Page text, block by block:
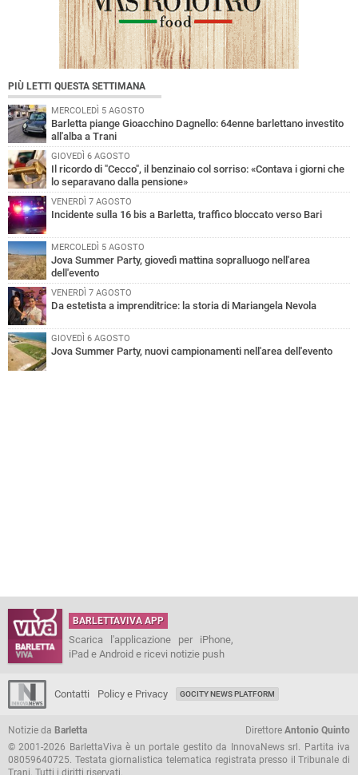
PIÙ LETTI QUESTA SETTIMANA
MERCOLEDÌ 5 AGOSTO
Barletta piange Gioacchino Dagnello: 64enne barlettano investito
all'alba a Trani
GIOVEDÌ 6 AGOSTO
Il ricordo di "Cecco", il benzinaio col sorriso: «Contava i giorni che
lo separavano dalla pensione»
VENERDÌ 7 AGOSTO
Incidente sulla 16 bis a Barletta, traffico bloccato verso Bari
MERCOLEDÌ 5 AGOSTO
Jova Summer Party, giovedì mattina sopralluogo nell'area
dell'evento
VENERDÌ 7 AGOSTO
Da estetista a imprenditrice: la storia di Mariangela Nevola
GIOVEDÌ 6 AGOSTO
Jova Summer Party, nuovi campionamenti nell'area dell'evento
BARLETTAVIVA APP
Scarica l'applicazione per iPhone,
iPad e Android e ricevi notizie push
Contatti Policy e Privacy GOCITY NEWS PLATFORM
Notizie da Barletta Direttore Antonio Quinto
© 2001-2026 BarlettaViva è un portale gestito da InnovaNews srl. Partita iva
08059640725. Testata giornalistica telematica registrata presso il Tribunale di
Trani. Tutti i diritti riservati.